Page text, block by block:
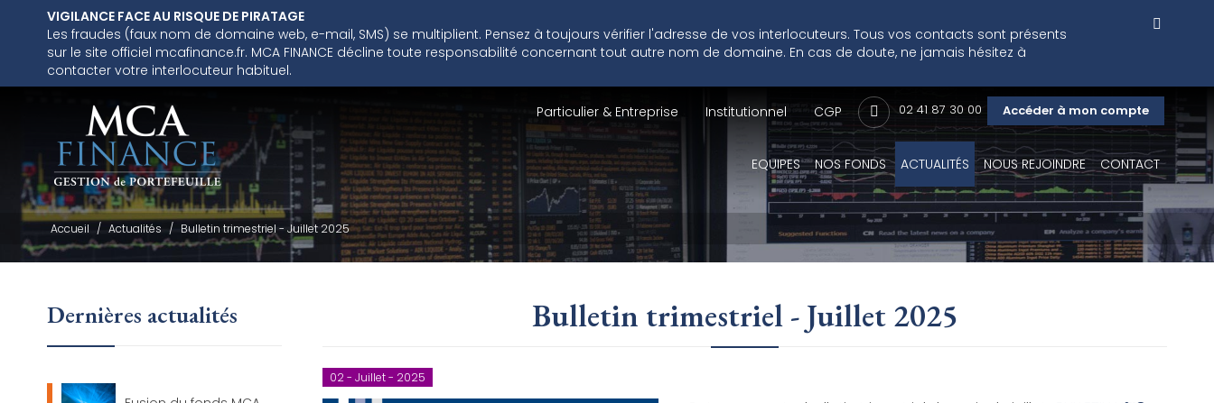
VIGILANCE FACE AU RISQUE DE PIRATAGE
Les fraudes (faux nom de domaine web, e-mail, SMS) se multiplient. Pensez à toujours vérifier l'adresse de vos interlocuteurs. Tous vos contacts sont présents
sur le site officiel mcafinance.fr. MCA FINANCE décline toute responsabilité concernant tout autre nom de domaine. En cas de doute, ne jamais hésitez à
contacter votre interlocuteur habituel.
Particulier & Entreprise Institutionnel CGP 02 41 87 30 00 Accéder à mon compte
EQUIPES NOS FONDS ACTUALITÉS NOUS REJOINDRE CONTACT
Accueil / Actualités / Bulletin trimestriel - Juillet 2025
Bulletin trimestriel - Juillet 2025
02 - Juillet - 2025
Dernières actualités